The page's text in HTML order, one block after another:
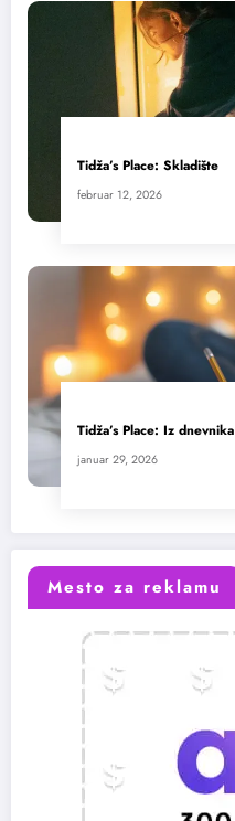
Tidža’s Place: Skladište
februar 12, 2026
Tidža’s Place: Iz dnevnika
januar 29, 2026
Mesto za reklamu